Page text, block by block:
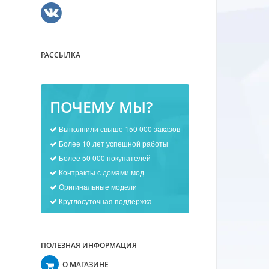
РАССЫЛКА
ПОЧЕМУ МЫ?
Выполнили свыше 150 000 заказов
Более 10 лет успешной работы
Более 50 000 покупателей
Контракты с домами мод
Оригинальные модели
Круглосуточная поддержка
ПОЛЕЗНАЯ ИНФОРМАЦИЯ
О МАГАЗИНЕ